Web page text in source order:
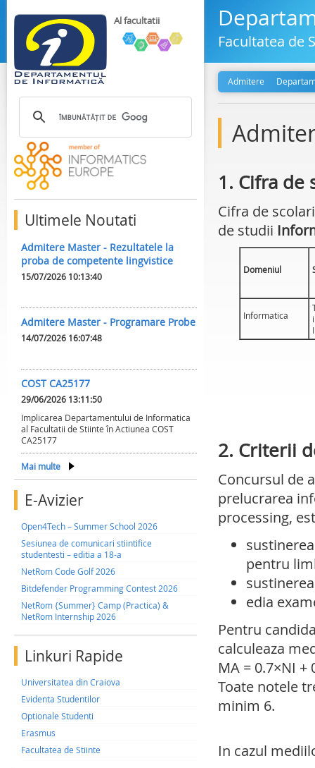
Al facultatii
Ultimele Noutati
Admitere Master - Rezultatele la
proba de competente lingvistice
15/07/2026 10:13:40
Admitere Master - Programare Probe
14/07/2026 16:07:48
COST CA25177
29/06/2026 13:11:50
Implicarea Departamentului de Informatica
al Facultatii de Stiinte în Actiunea COST
CA25177
Mai multe
E-Avizier
Open4Tech – Summer School 2026
Sesiunea de comunicari stiintifice
studentesti – editia a 18-a
NetRom Code Golf 2026
Bitdefender Programming Contest 2026
NetRom {Summer} Camp (Practica) &
NetRom Internship 2026
Linkuri Rapide
Universitatea din Craiova
Evidenta Studentilor
Optionale Studenti
Erasmus
Facultatea de Stiinte
Facultatea de
Admitere
1. Cifra de
Cifra de
de studii
Domeniul
Informatica
2. Criterii
Concursul de
prelucrarea
processing,
pentru
edia
Pentru
calculeaza
MA = 0.7×NI +
Toate notele
minim 6.
In cazul